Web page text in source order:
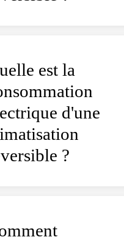
est la
d'une
?